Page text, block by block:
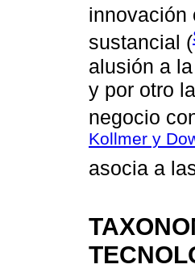
innovación
sustancial (
alusión a
y por otro
negocio
Kollmer y
asocia a